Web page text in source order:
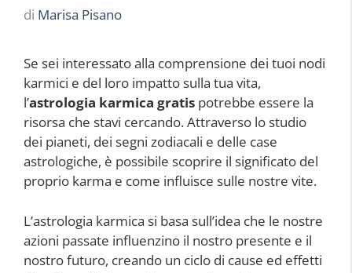
di Marisa Pisano
Se sei interessato alla comprensione dei tuoi nodi
karmici e del loro impatto sulla tua vita,
l’astrologia karmica gratis potrebbe essere la
risorsa che stavi cercando. Attraverso lo studio
dei pianeti, dei segni zodiacali e delle case
astrologiche, è possibile scoprire il significato del
proprio karma e come influisce sulle nostre vite.
L’astrologia karmica si basa sull’idea che le nostre
azioni passate influenzino il nostro presente e il
nostro futuro, creando un ciclo di cause ed effetti